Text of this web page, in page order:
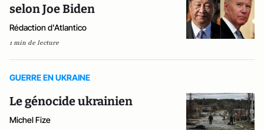
selon Joe Biden
Rédaction d'Atlantico
1 min de lecture
GUERRE EN UKRAINE
Le génocide ukrainien
Michel Fize